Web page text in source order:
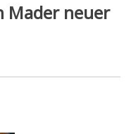
Mader neuer